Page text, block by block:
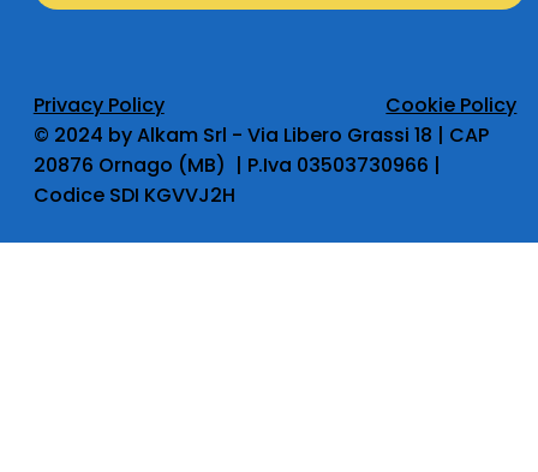
​© 2024 by Alkam Srl - Via Libero Grassi 18 | CAP
20876 Ornago (MB) | P.Iva 03503730966 |
Codice SDI KGVVJ2H
Privacy Policy Cookie Policy